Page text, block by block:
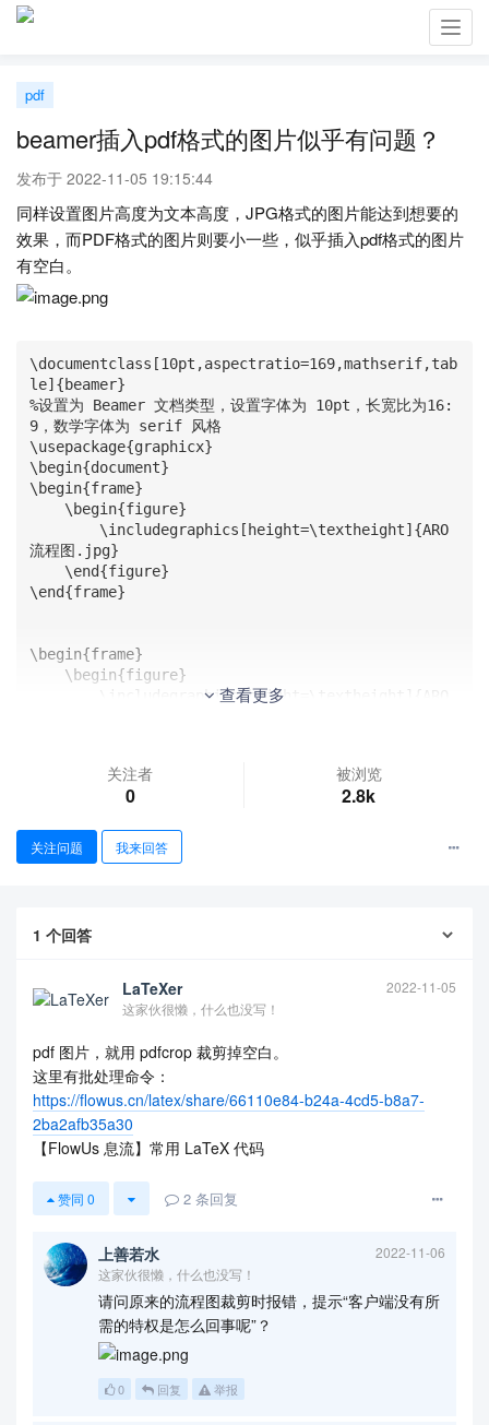
pdf
beamer插入pdf格式的图片似乎有问题？
发布于 2022-11-05 19:15:44
同样设置图片高度为文本高度，JPG格式的图片能达到想要的
效果，而PDF格式的图片则要小一些，似乎插入pdf格式的图片
有空白。
\documentclass[10pt,aspectratio=169,mathserif,tab
le]{beamer}
%设置为 Beamer 文档类型，设置字体为 10pt，长宽比为16:
9，数学字体为 serif 风格
\usepackage{graphicx}
\begin{document}
\begin{frame}
流程图.jpg}
\end{frame}
\begin{frame}
\end{document}
[ARO流程图.jpg](https://pics.latexstudio.net/uploa
ds/20221105/6b0b240a2d768e6f7794cf12a5ca7b09.jpg)
查看更多
关注者
0
被浏览
2.8k
关注问题 我来回答
1 个回答
LaTeXer
2022-11-05
这家伙很懒，什么也没写！
pdf 图片，就用 pdfcrop 裁剪掉空白。
这里有批处理命令：
https://flowus.cn/latex/share/66110e84-b24a-4cd5-b8a7-
2ba2afb35a30
【FlowUs 息流】常用 LaTeX 代码
赞同 0 2 条回复
上善若水
2022-11-06
这家伙很懒，什么也没写！
请问原来的流程图裁剪时报错，提示“客户端没有所
需的特权是怎么回事呢”？
0 回复 举报